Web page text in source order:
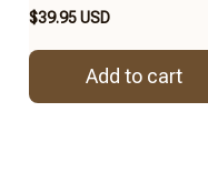
$39.95 USD
Add to cart